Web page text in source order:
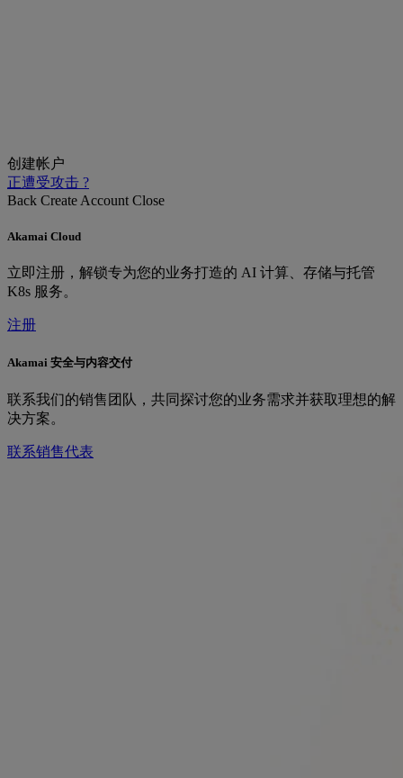
创建帐户
正遭受攻击 ?
Back Create Account Close
Akamai Cloud
立即注册，解锁专为您的业务打造的 AI 计算、存储与托管
K8s 服务。
注册
Akamai 安全与内容交付
联系我们的销售团队，共同探讨您的业务需求并获取理想的解
决方案。
联系销售代表